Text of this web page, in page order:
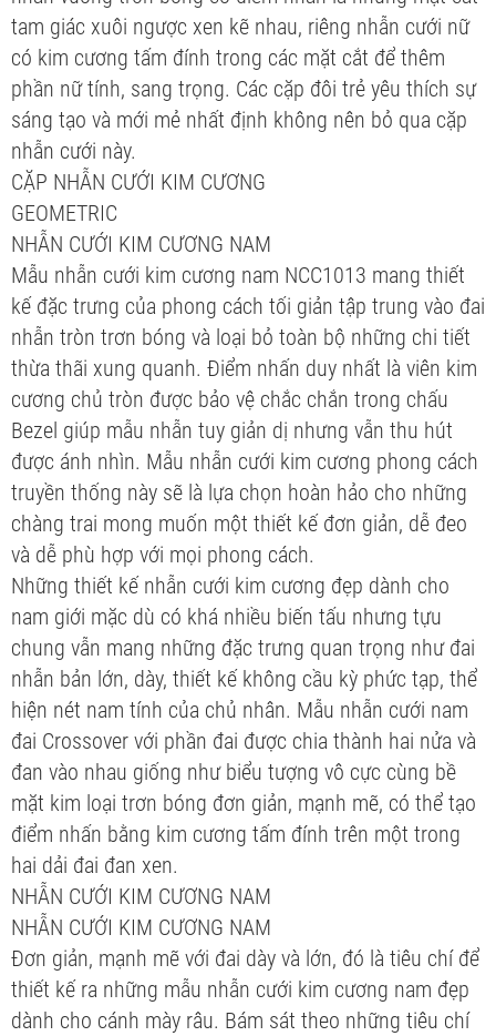
tam giác xuôi ngược xen kẽ nhau, riêng nhẫn cưới nữ
có kim cương tấm đính trong các mặt cắt để thêm
phần nữ tính, sang trọng. Các cặp đôi trẻ yêu thích sự
sáng tạo và mới mẻ nhất định không nên bỏ qua cặp
nhẫn cưới này.
CẶP NHẪN CƯỚI KIM CƯƠNG
GEOMETRIC
NHẪN CƯỚI KIM CƯƠNG NAM
Mẫu nhẫn cưới kim cương nam NCC1013 mang thiết
kế đặc trưng của phong cách tối giản tập trung vào đai
nhẫn tròn trơn bóng và loại bỏ toàn bộ những chi tiết
thừa thãi xung quanh. Điểm nhấn duy nhất là viên kim
cương chủ tròn được bảo vệ chắc chắn trong chấu
Bezel giúp mẫu nhẫn tuy giản dị nhưng vẫn thu hút
được ánh nhìn. Mẫu nhẫn cưới kim cương phong cách
truyền thống này sẽ là lựa chọn hoàn hảo cho những
chàng trai mong muốn một thiết kế đơn giản, dễ đeo
và dễ phù hợp với mọi phong cách.
Những thiết kế nhẫn cưới kim cương đẹp dành cho
nam giới mặc dù có khá nhiều biến tấu nhưng tựu
chung vẫn mang những đặc trưng quan trọng như đai
nhẫn bản lớn, dày, thiết kế không cầu kỳ phức tạp, thể
hiện nét nam tính của chủ nhân. Mẫu nhẫn cưới nam
đai Crossover với phần đai được chia thành hai nửa và
đan vào nhau giống như biểu tượng vô cực cùng bề
mặt kim loại trơn bóng đơn giản, mạnh mẽ, có thể tạo
điểm nhấn bằng kim cương tấm đính trên một trong
hai dải đai đan xen.
NHẪN CƯỚI KIM CƯƠNG NAM
NHẪN CƯỚI KIM CƯƠNG NAM
Đơn giản, mạnh mẽ với đai dày và lớn, đó là tiêu chí để
thiết kế ra những mẫu nhẫn cưới kim cương nam đẹp
dành cho cánh mày râu. Bám sát theo những tiêu chí